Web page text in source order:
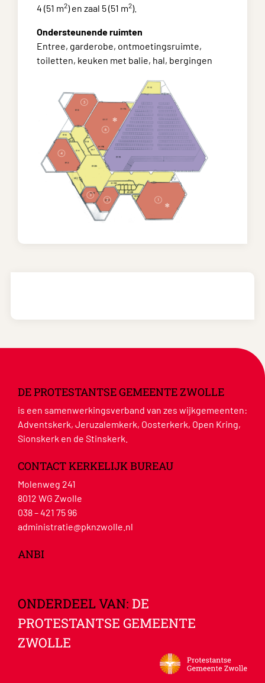
4 (51 m2) en zaal 5 (51 m2).
Ondersteunende ruimten
Entree, garderobe, ontmoetingsruimte,
toiletten, keuken met balie, hal, bergingen
DE PROTESTANTSE GEMEENTE ZWOLLE
is een samenwerkingsverband van zes wijkgemeenten:
Adventskerk, Jeruzalemkerk, Oosterkerk, Open Kring,
Sionskerk en de Stinskerk.
CONTACT KERKELIJK BUREAU
Molenweg 241
8012 WG Zwolle
038 – 421 75 96
administratie@pknzwolle.nl
ANBI
ONDERDEEL VAN: DE
PROTESTANTSE GEMEENTE
ZWOLLE